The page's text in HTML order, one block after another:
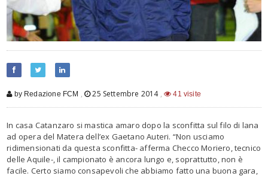
by Redazione FCM , 25 Settembre 2014 , 41 visite
In casa Catanzaro si mastica amaro dopo la sconfitta sul filo di lana
ad opera del Matera dell’ex Gaetano Auteri. “Non usciamo
ridimensionati da questa sconfitta- afferma Checco Moriero, tecnico
delle Aquile-, il campionato è ancora lungo e, soprattutto, non è
facile. Certo siamo consapevoli che abbiamo fatto una buona gara,